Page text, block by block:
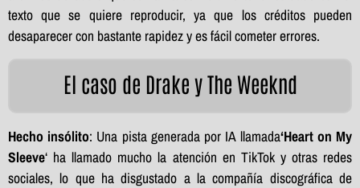
texto que se quiere reproducir, ya que los créditos pueden
desaparecer con bastante rapidez y es fácil cometer errores.
El caso de Drake y The Weeknd
Hecho insólito: Una pista generada por IA llamada‘Heart on My
Sleeve‘ ha llamado mucho la atención en TikTok y otras redes
sociales, lo que ha disgustado a la compañía discográfica de